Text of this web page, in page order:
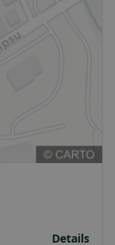
Details